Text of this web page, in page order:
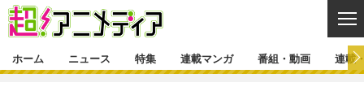
ホーム ニュース 特集 連載マンガ 番組・動画 連載